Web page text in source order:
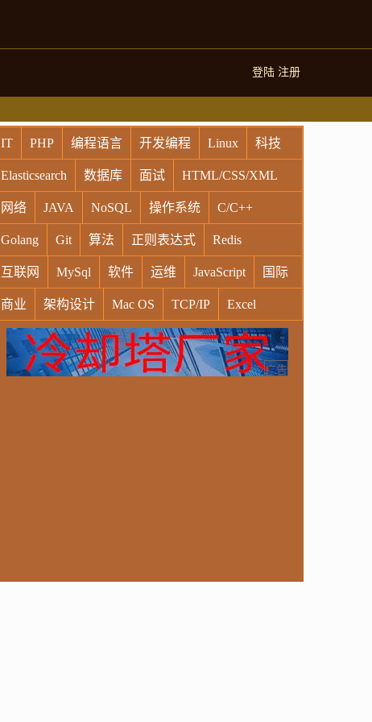
登陆 注册
IT PHP 编程语言 开发编程 Linux 科技
Elasticsearch 数据库 面试 HTML/CSS/XML
网络 JAVA NoSQL 操作系统 C/C++
Golang Git 算法 正则表达式 Redis
互联网 MySql 软件 运维 JavaScript 国际
商业 架构设计 Mac OS TCP/IP Excel
Windows Oracle Socket VR Vim
MongoDB 运营 Python MemCache 硬件广告